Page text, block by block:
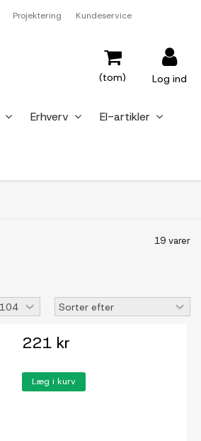
Projektering Kundeservice
Log ind
(tom)
Erhverv El-artikler
19 varer
221 kr
Læg i kurv